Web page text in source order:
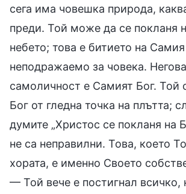
сега има човешка природа,
преди. Той може да се покланя
небето; това е битието на
неподражаемо за човека.
самоличност е Самият Бог. Той
Бог от гледна точка на плътта;
думите „Христос се покланя на
не са неправилни. Това, което
хората, е именно Своето
— Той вече е постигнал всичко,